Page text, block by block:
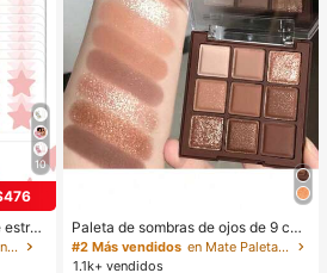
10
al
la pi
en Protección de la piel
Paleta de sombras de ojos de 9 col
ores de tonos tierra neutros de cho
colate con leche, maquillaje ligero,
#2 Más vendidos
en Mate Paletas de sombras de ojos
1.1k+ vendidos